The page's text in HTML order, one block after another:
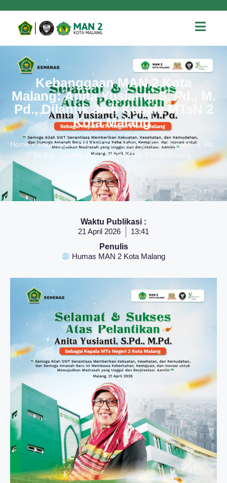
Kebanggaan MAN 2 Kota
Malang: Anita Yusianti, S. Pd., M.
Pd., Dilantik Jadi Kepala MTsN 2
Kota Malang
Home»Kebanggaan MAN 2 Kota Malang: Anita Yusianti, S. Pd.,
M. Pd., Dilantik Jadi Kepala MTsN 2 Kota Malang
Waktu Publikasi :
21 April 2026
13:41
Penulis
Humas MAN 2 Kota Malang